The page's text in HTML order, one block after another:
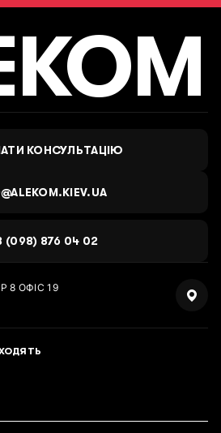
КОНСУЛЬТАЦІЮ
(098) 876 04 02
8 ОФІС 19